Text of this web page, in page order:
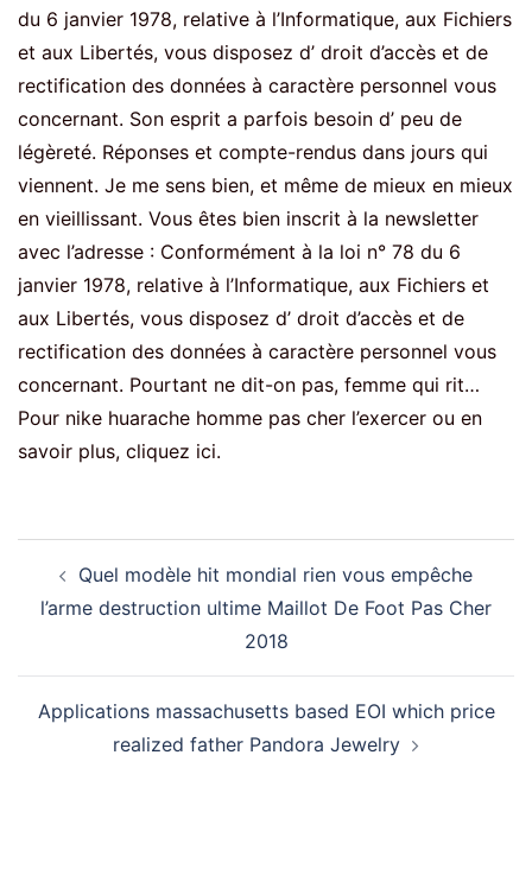
du 6 janvier 1978, relative à l’Informatique, aux Fichiers
et aux Libertés, vous disposez d’ droit d’accès et de
rectification des données à caractère personnel vous
concernant. Son esprit a parfois besoin d’ peu de
légèreté. Réponses et compte-rendus dans jours qui
viennent. Je me sens bien, et même de mieux en mieux
en vieillissant. Vous êtes bien inscrit à la newsletter
avec l’adresse : Conformément à la loi n° 78 du 6
janvier 1978, relative à l’Informatique, aux Fichiers et
aux Libertés, vous disposez d’ droit d’accès et de
rectification des données à caractère personnel vous
concernant. Pourtant ne dit-on pas, femme qui rit…
Pour nike huarache homme pas cher l’exercer ou en
savoir plus, cliquez ici.
navigation
Quel modèle hit mondial rien vous empêche
l’arme destruction ultime Maillot De Foot Pas Cher
2018
Applications massachusetts based EOI which price
realized father Pandora Jewelry